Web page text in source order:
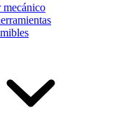
mecánico